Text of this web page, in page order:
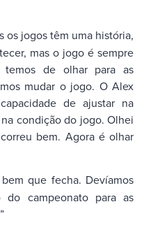
os jogos têm uma história,
mas o jogo é sempre
temos de olhar para as
mudar o jogo. O Alex
de ajustar na
condição do jogo. Olhei
bem. Agora é olhar
bem que fecha. Devíamos
campeonato para as